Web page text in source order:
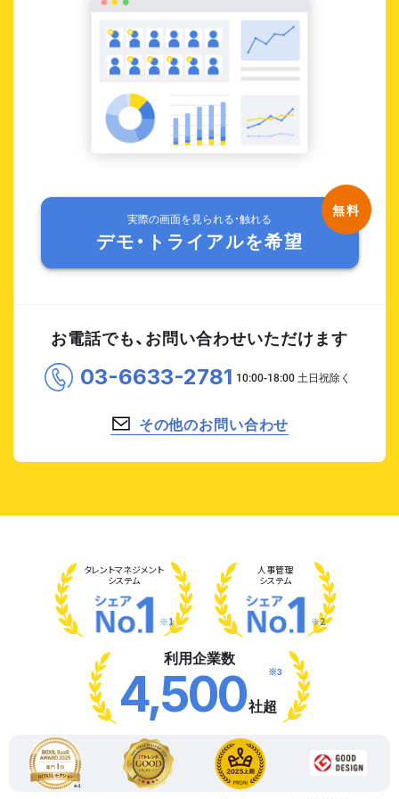
実際の画面を見られる・触れる
デモ・トライアルを希望
お電話でも、お問い合わせいただけます
03-6633-2781
その他のお問い合わせ
タレントマネジメント
システム
※1
人事管理
システム
※2
利用企業数
4,500社超
※3